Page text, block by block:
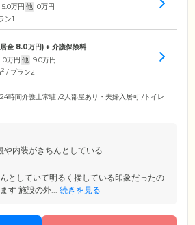
5.0万円 他 0万円
ン1
金 8.0万円) + 介護保険料
0万円 他 9.0万円
2 / プラン2
24時間介護士常駐 /2人部屋あり・夫婦入居可 /トイレ
や内装がきちんとしている
としていて明るく接している印象だったの
す 施設の外... 続きを見る